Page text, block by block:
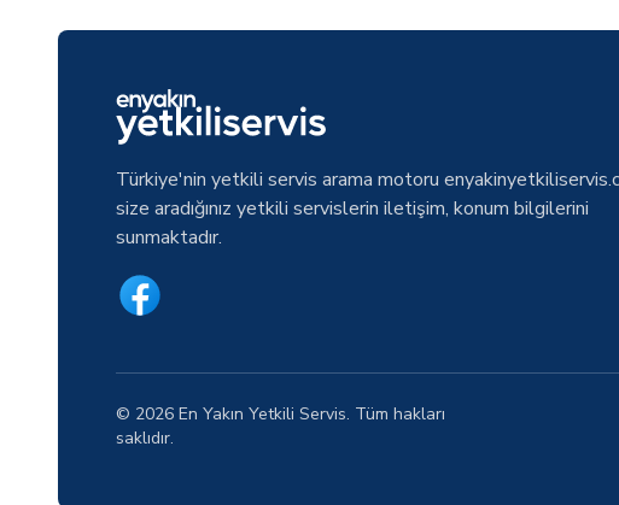
Türkiye'nin yetkili servis arama motoru
size aradığınız yetkili servislerin iletişim, konum bilgilerini
sunmaktadır.
© 2026 En Yakın Yetkili Servis. Tüm hakları
saklıdır.